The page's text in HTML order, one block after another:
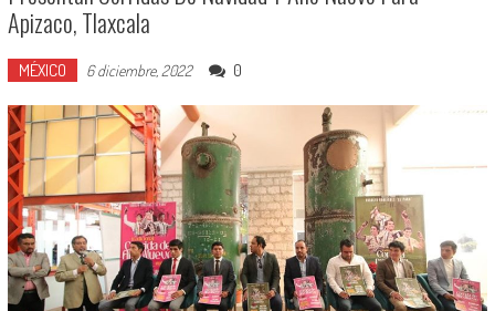
Apizaco, Tlaxcala
MÉXICO 6 diciembre, 2022 0